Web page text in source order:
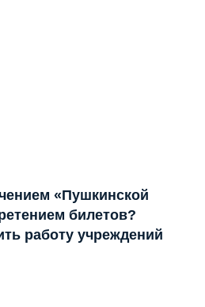
«Пушкинской
билетов?
работу учреждений